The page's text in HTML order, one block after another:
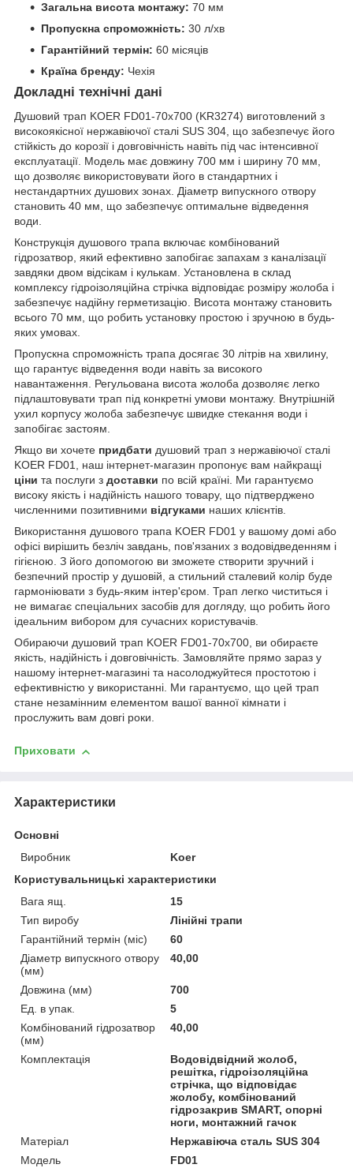
Загальна висота монтажу: 70 мм
Пропускна спроможність: 30 л/хв
Гарантійний термін: 60 місяців
Країна бренду: Чехія
Докладні технічні дані
Душовий трап KOER FD01-70x700 (KR3274) виготовлений з
високоякісної нержавіючої сталі SUS 304, що забезпечує його
стійкість до корозії і довговічність навіть під час інтенсивної
експлуатації. Модель має довжину 700 мм і ширину 70 мм,
що дозволяє використовувати його в стандартних і
нестандартних душових зонах. Діаметр випускного отвору
становить 40 мм, що забезпечує оптимальне відведення
води.
Конструкція душового трапа включає комбінований
гідрозатвор, який ефективно запобігає запахам з каналізації
завдяки двом відсікам і кулькам. Установлена в склад
комплексу гідроізоляційна стрічка відповідає розміру жолоба і
забезпечує надійну герметизацію. Висота монтажу становить
всього 70 мм, що робить установку простою і зручною в будь-
яких умовах.
Пропускна спроможність трапа досягає 30 літрів на хвилину,
що гарантує відведення води навіть за високого
навантаження. Регульована висота жолоба дозволяє легко
підлаштовувати трап під конкретні умови монтажу. Внутрішній
ухил корпусу жолоба забезпечує швидке стекання води і
запобігає застоям.
Якщо ви хочете придбати душовий трап з нержавіючої сталі
KOER FD01, наш інтернет-магазин пропонує вам найкращі
ціни та послуги з доставки по всій країні. Ми гарантуємо
високу якість і надійність нашого товару, що підтверджено
численними позитивними відгуками наших клієнтів.
Використання душового трапа KOER FD01 у вашому домі або
офісі вирішить безліч завдань, пов'язаних з водовідведенням і
гігієною. З його допомогою ви зможете створити зручний і
безпечний простір у душовій, а стильний сталевий колір буде
гармоніювати з будь-яким інтер'єром. Трап легко чиститься і
не вимагає спеціальних засобів для догляду, що робить його
ідеальним вибором для сучасних користувачів.
Обираючи душовий трап KOER FD01-70x700, ви обираєте
якість, надійність і довговічність. Замовляйте прямо зараз у
нашому інтернет-магазині та насолоджуйтеся простотою і
ефективністю у використанні. Ми гарантуємо, що цей трап
стане незамінним елементом вашої ванної кімнати і
прослужить вам довгі роки.
Приховати
Характеристики
Основні
Виробник
Koer
Користувальницькі характеристики
Вага ящ.
15
Тип виробу
Лінійні трапи
Гарантійний термін (міс)
60
Діаметр випускного отвору
(мм)
40,00
Довжина (мм)
700
Ед. в упак.
5
Комбінований гідрозатвор
(мм)
40,00
Комплектація
Водовідвідний жолоб,
решітка, гідроізоляційна
стрічка, що відповідає
жолобу, комбінований
гідрозакрив SMART, опорні
ноги, монтажний гачок
Матеріал
Нержавіюча сталь SUS 304
Мoдель
FD01